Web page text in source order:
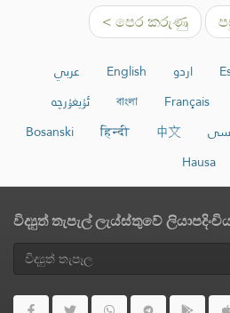
< පෙර කරුණු
عربي English اردو
ئۇيغۇرچە
বাংলা Français
Bosanski
हिन्दी 中文
Hausa
විද්‍යුත් තැපැල් ලැය්ස්තුවේ